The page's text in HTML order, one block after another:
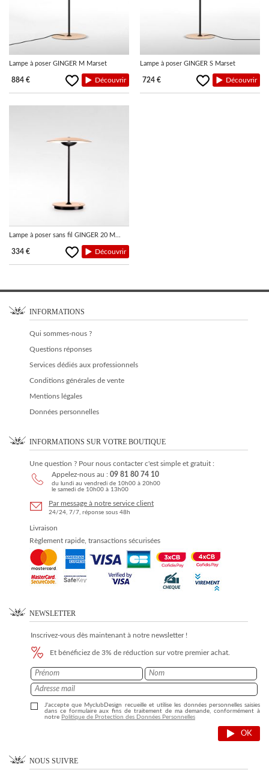
Lampe à poser GINGER M Marset
884 € Découvrir
Lampe à poser GINGER S Marset
724 € Découvrir
Lampe à poser sans fil GINGER 20 M...
334 € Découvrir
INFORMATIONS
Qui sommes-nous ?
Questions réponses
Services dédiés aux professionnels
Conditions générales de vente
Mentions légales
Données personnelles
INFORMATIONS SUR VOTRE BOUTIQUE
Une question ? Pour nous contacter c'est simple et gratuit :
Appelez-nous au : 09 81 80 74 10
du lundi au vendredi de 10h00 à 20h00
le samedi de 10h00 à 13h00
Par message à notre service client
24/24, 7/7, réponse sous 48h
Livraison
Règlement rapide, transactions sécurisées
NEWSLETTER
Inscrivez-vous dès maintenant à notre newsletter !
Et bénéficiez de 3% de réduction sur votre premier achat.
J'accepte que MyclubDesign recueille et utilise les données personnelles saisies
dans ce formulaire aux fins de traitement de ma demande, conformément à
notre Politique de Protection des Données Personnelles
OK
NOUS SUIVRE